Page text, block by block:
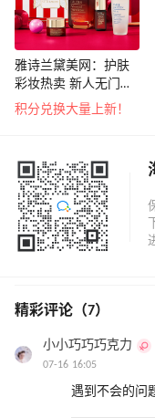
雅诗兰黛美网：护肤
彩妆热卖 新人无门槛
享8.5折
积分兑换大量上新！
精彩评论（7）
小小巧巧巧克力
07-16 16:05
遇到不会的问